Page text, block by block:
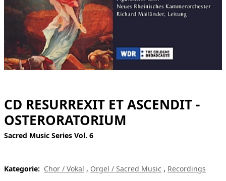
Publikationen
Notizen
Feed
english
CD RESURREXIT ET ASCENDIT -
OSTERORATORIUM
Sacred Music Series Vol. 6
Kategorie: Chor / Vokal , Orgel / Sacred Music , Recordings